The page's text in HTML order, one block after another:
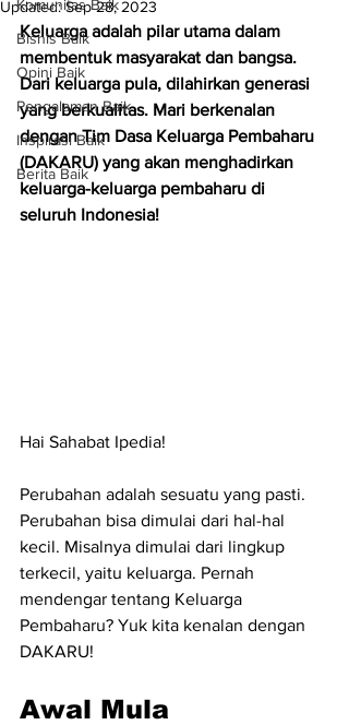
Komunitas Baik
Bisnis Baik
Opini Baik
Pengalaman Baik
Inspirasi Baik
Berita Baik
Updated:Sep 28, 2023
Keluarga adalah pilar utama dalam
membentuk masyarakat dan bangsa.
Dari keluarga pula, dilahirkan generasi
yang berkualitas. Mari berkenalan
dengan Tim Dasa Keluarga Pembaharu
(DAKARU) yang akan menghadirkan
keluarga-keluarga pembaharu di
seluruh Indonesia!
Hai Sahabat Ipedia!
Perubahan adalah sesuatu yang pasti.
Perubahan bisa dimulai dari hal-hal
kecil. Misalnya dimulai dari lingkup
terkecil, yaitu keluarga. Pernah
mendengar tentang Keluarga
Pembaharu? Yuk kita kenalan dengan
DAKARU!
Awal Mula